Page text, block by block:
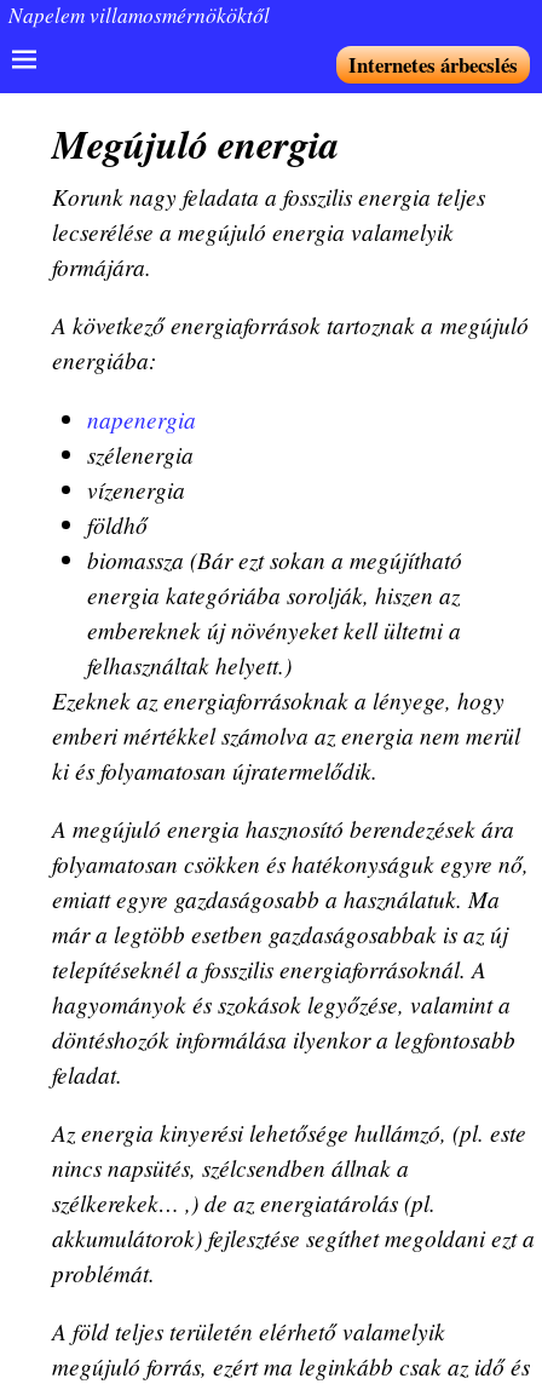
Napelem villamosmérnököktől
Internetes árbecslés
Megújuló energia
Korunk nagy feladata a fosszilis energia teljes
lecserélése a megújuló energia valamelyik
formájára.
A következő energiaforrások tartoznak a megújuló
energiába:
napenergia
szélenergia
vízenergia
földhő
biomassza (Bár ezt sokan a megújítható
energia kategóriába sorolják, hiszen az
embereknek új növényeket kell ültetni a
felhasználtak helyett.)
Ezeknek az energiaforrásoknak a lényege, hogy
emberi mértékkel számolva az energia nem merül
ki és folyamatosan újratermelődik.
A megújuló energia hasznosító berendezések ára
folyamatosan csökken és hatékonyságuk egyre nő,
emiatt egyre gazdaságosabb a használatuk. Ma
már a legtöbb esetben gazdaságosabbak is az új
telepítéseknél a fosszilis energiaforrásoknál. A
hagyományok és szokások legyőzése, valamint a
döntéshozók informálása ilyenkor a legfontosabb
feladat.
Az energia kinyerési lehetősége hullámzó, (pl. este
nincs napsütés, szélcsendben állnak a
szélkerekek… ,) de az energiatárolás (pl.
akkumulátorok) fejlesztése segíthet megoldani ezt a
problémát.
A föld teljes területén elérhető valamelyik
megújuló forrás, ezért ma leginkább csak az idő és